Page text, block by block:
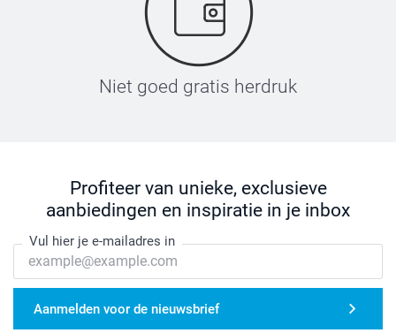
Niet goed gratis herdruk
Profiteer van unieke, exclusieve
aanbiedingen en inspiratie in je inbox
Vul hier je e-mailadres in
Aanmelden voor de nieuwsbrief